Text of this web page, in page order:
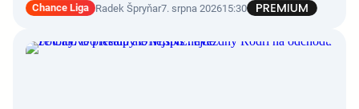
Chance Liga Radek Špryňar7. srpna 202615:30